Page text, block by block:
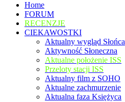
Home
FORUM
RECENZJE
CIEKAWOSTKI
Aktualny wygląd Słońca
Aktywność Słoneczna
Aktualne położenie ISS
Przeloty stacji ISS
Aktualny film z SOHO
Aktualne zachmurzenie
Aktualna faza Księżyca